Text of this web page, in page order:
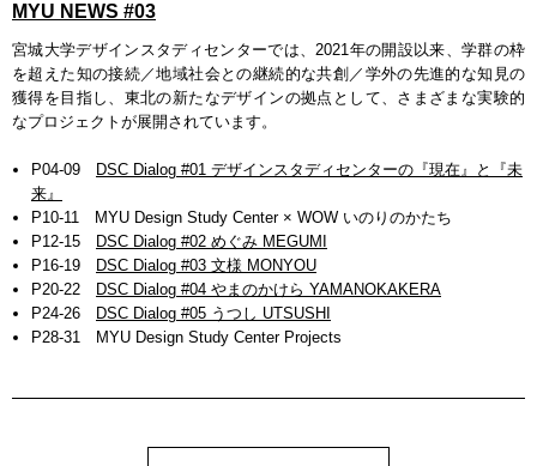
MYU NEWS #03
宮城大学デザインスタディセンターでは、2021年の開設以来、学群の枠
を超えた知の接続／地域社会との継続的な共創／学外の先進的な知見の
獲得を目指し、東北の新たなデザインの拠点として、さまざまな実験的
なプロジェクトが展開されています。
P04-09
DSC Dialog #01 デザインスタディセンターの『現在』と『未
来』
P10-11 MYU Design Study Center × WOW いのりのかたち
P12-15
DSC Dialog #02 めぐみ MEGUMI
P16-19
DSC Dialog #03 文様 MONYOU
P20-22
DSC Dialog #04 やまのかけら YAMANOKAKERA
P24-26
DSC Dialog #05 うつし UTSUSHI
P28-31 MYU Design Study Center Projects